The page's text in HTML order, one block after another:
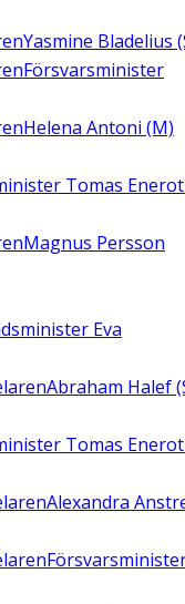
Yasmine Bladelius
Försvarsminister
Helena Antoni (M)
Tomas
Magnus Persson
Eva
Abraham Halef
Tomas
Alexandra